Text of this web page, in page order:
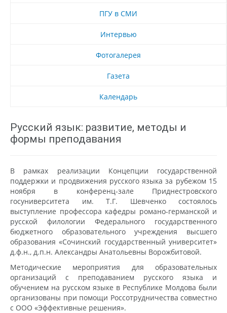
ПГУ в СМИ
Интервью
Фотогалерея
Газета
Календарь
Русский язык: развитие, методы и
формы преподавания
В рамках реализации Концепции государственной
поддержки и продвижения русского языка за рубежом 15
ноября в конференц-зале Приднестровского
госуниверситета им. Т.Г. Шевченко состоялось
выступление профессора кафедры романо-германской и
русской филологии Федерального государственного
бюджетного образовательного учреждения высшего
образования «Сочинский государственный университет»
д.ф.н., д.п.н. Александры Анатольевны Ворожбитовой.
Методические мероприятия для образовательных
организаций с преподаванием русского языка и
обучением на русском языке в Республике Молдова были
организованы при помощи Россотрудничества совместно
с ООО «Эффективные решения».